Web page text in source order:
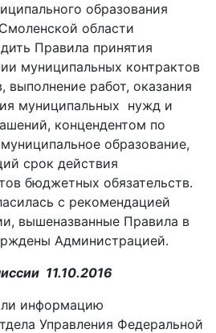
образования
области
Правила принятия
муниципальных контрактов
выполнение работ, оказания
муниципальных нужд и
концендентом по
образование,
срок действия
бюджетных обязательств.
с рекомендацией
вышеназванные Правила в
Администрацией.
11.10.2016
информацию
Управления Федеральной